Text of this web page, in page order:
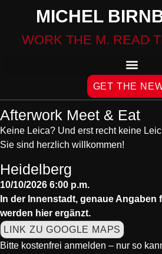
MICHEL
WORK THE M. READ
GET THE
Afterwork Meet & Eat
Keine Leica? Und erst recht keine
Sie sind herzlich willkommen!
Heidelberg
10/10/2026 6:00 p.m.
In der Innenstadt, genaue Angaben
werden hier ergänzt.
LINK ZU GOOGLE MAPS
Bitte kostenfrei anmelden – nur so